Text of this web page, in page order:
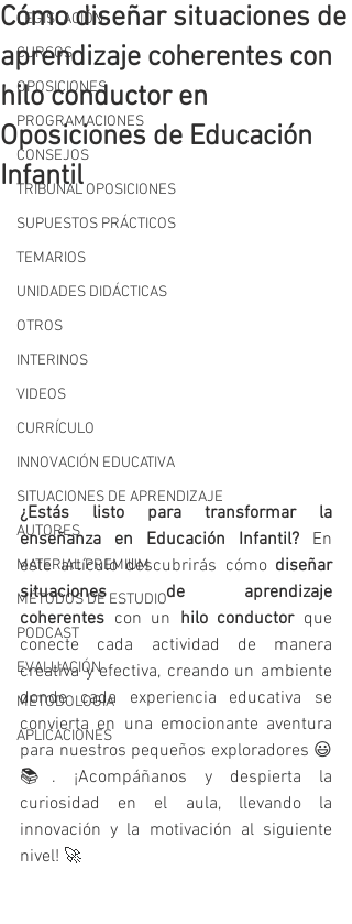
LEGISLACIÓN
CURSOS
OPOSICIONES
PROGRAMACIONES
CONSEJOS
TRIBUNAL OPOSICIONES
SUPUESTOS PRÁCTICOS
TEMARIOS
UNIDADES DIDÁCTICAS
OTROS
INTERINOS
VIDEOS
CURRÍCULO
INNOVACIÓN EDUCATIVA
SITUACIONES DE APRENDIZAJE
AUTORES
MATERIAL PREMIUM
MÉTODOS DE ESTUDIO
PODCAST
EVALUACIÓN
METODOLOGIA
APLICACIONES
Cómo diseñar situaciones de
aprendizaje coherentes con
hilo conductor en
Oposiciones de Educación
Infantil
¿Estás listo para transformar la
enseñanza en Educación Infantil? En
este artículo descubrirás cómo diseñar
situaciones de aprendizaje
coherentes con un hilo conductor que
conecte cada actividad de manera
creativa y efectiva, creando un ambiente
donde cada experiencia educativa se
convierta en una emocionante aventura
para nuestros pequeños exploradores 😃
📚. ¡Acompáñanos y despierta la
curiosidad en el aula, llevando la
innovación y la motivación al siguiente
nivel! 🚀